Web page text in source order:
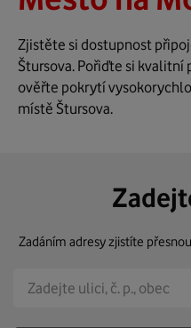
Zjistěte si dostupnost
Štursova. Pořiďte si kvalitní
ověřte pokrytí
místě Štursova.
Zadáním adresy zjistíte